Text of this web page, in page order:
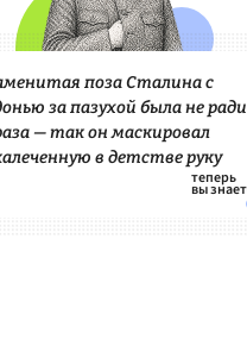
поза Сталина с
за пазухой была не ради
— так он маскировал
в детстве руку